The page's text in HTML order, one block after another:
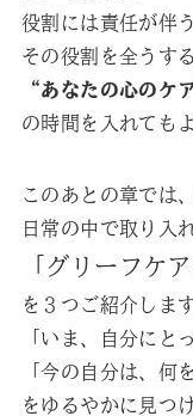
役割には責任が伴
その役割を全うす
“あなたの心のケ
の時間を入れても
このあとの章では
日常の中で取り入
「グリーフケ
を３つご紹介します
「いま、自分にと
「今の自分は、何
をゆるやかに見つ